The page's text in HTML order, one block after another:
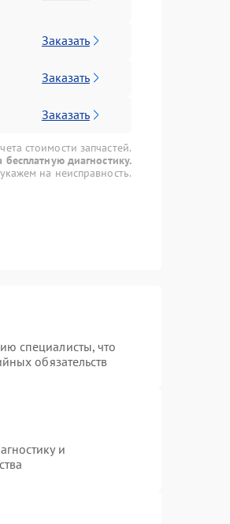
Заказать
Заказать
Заказать
стоимости запчастей.
бесплатную диагностику.
на неисправность.
специалисты, что
обязательств
и